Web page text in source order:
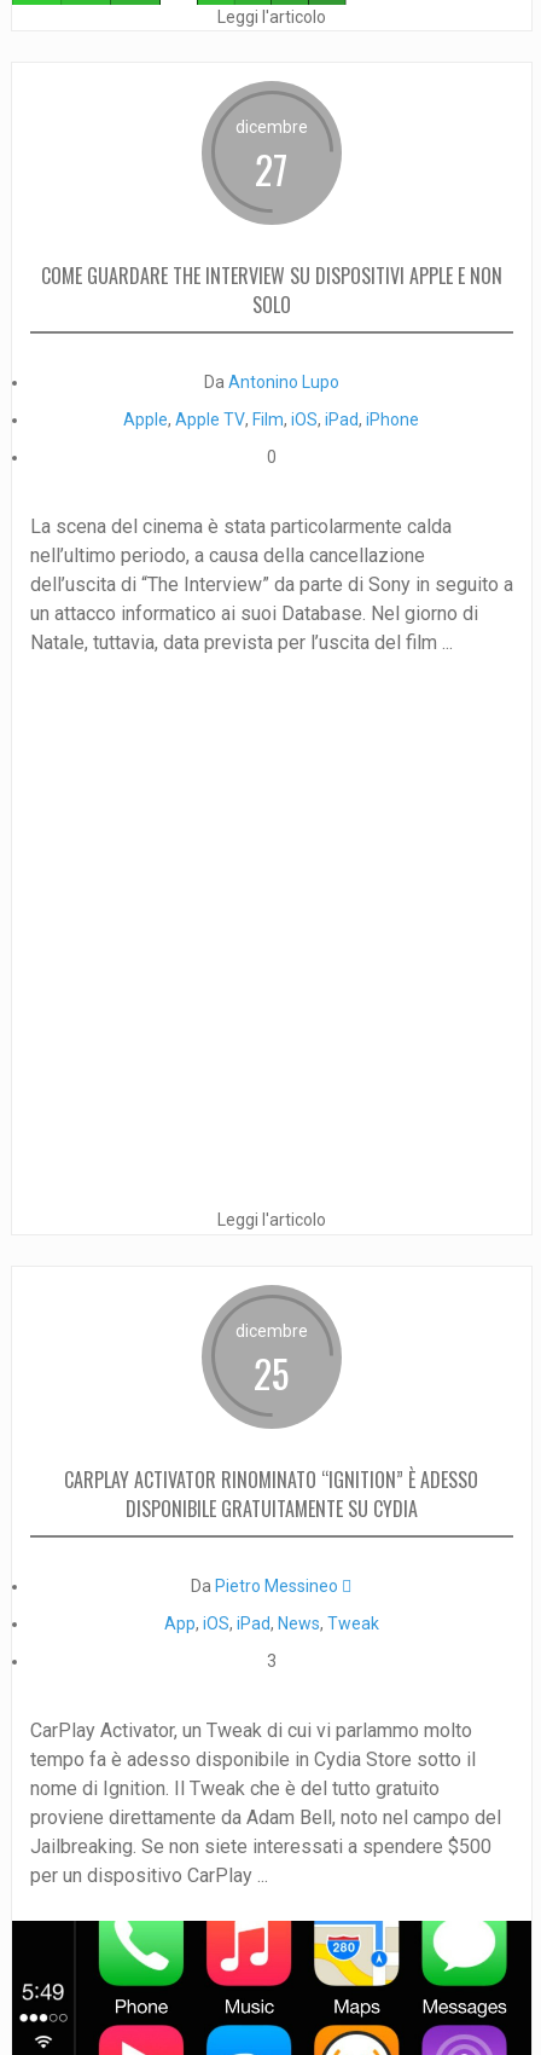
Leggi l'articolo
dicembre
27
COME GUARDARE THE INTERVIEW SU DISPOSITIVI APPLE E NON
SOLO
DaAntonino Lupo
Apple,Apple TV, Film,iOS,iPad,iPhone
0
La scena del cinema è stata particolarmente calda
nell’ultimo periodo, a causa della cancellazione
dell’uscita di “The Interview” da parte di Sony in seguito a
un attacco informatico ai suoi Database. Nel giorno di
Natale, tuttavia, data prevista per l’uscita del film ...
Leggi l'articolo
dicembre
25
CARPLAY ACTIVATOR RINOMINATO “IGNITION” È ADESSO
DISPONIBILE GRATUITAMENTE SU CYDIA
DaPietro Messineo 
App, iOS, iPad, News, Tweak
3
CarPlay Activator, un Tweak di cui vi parlammo molto
tempo fa è adesso disponibile in Cydia Store sotto il
nome di Ignition. Il Tweak che è del tutto gratuito
proviene direttamente da Adam Bell, noto nel campo del
Jailbreaking. Se non siete interessati a spendere $500
per un dispositivo CarPlay ...